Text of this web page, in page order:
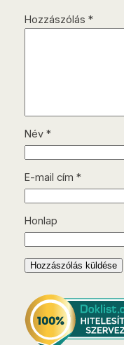
Hozzászólás *
Név *
E-mail cím *
Honlap